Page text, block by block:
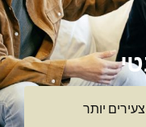
יותר